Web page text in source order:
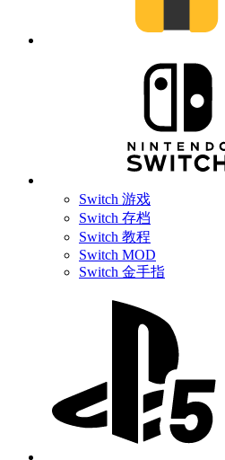
Switch 游戏
Switch 存档
Switch 教程
Switch MOD
Switch 金手指